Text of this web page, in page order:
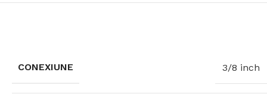
CONEXIUNE 3/8 inch